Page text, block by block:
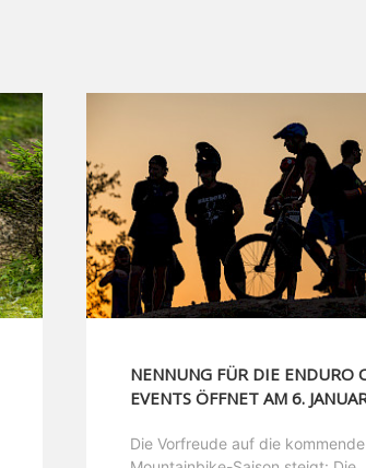
NENNUNG FÜR DIE ENDURO
EVENTS ÖFFNET AM 6.
Die Vorfreude auf die kommende